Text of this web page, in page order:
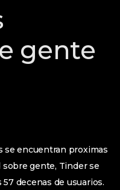
gente
se encuentran proximas
gente, Tinder se
decenas de usuarios.